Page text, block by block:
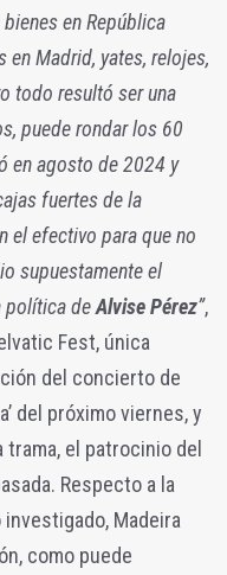
en República
Madrid, yates, relojes,
todo resultó ser una
puede rondar los 60
en agosto de 2024 y
fuertes de la
el efectivo para que no
supuestamente el
política deAlvise Pérez”,
Fest, única
del concierto de
del próximo viernes, y
trama, el patrocinio del
Respecto a la
Madeira
como puede